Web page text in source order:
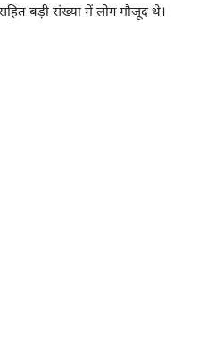
बड़ी संख्या में लोग मौजूद थे।